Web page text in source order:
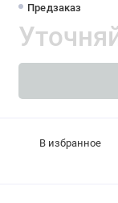
Предзаказ
В избранное